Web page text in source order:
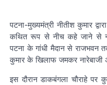
पटना-मुख्यमंत्री नीतीश कुमार
कथित रूप से नीच कहे जाने से
पटना के गांधी मैदान से राजभवन
कुमार के खिलाफ जमकर नारेबाजी
इस दौरान डाकबंगला चौराहे